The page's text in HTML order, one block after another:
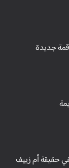
جديدة
أم زييف